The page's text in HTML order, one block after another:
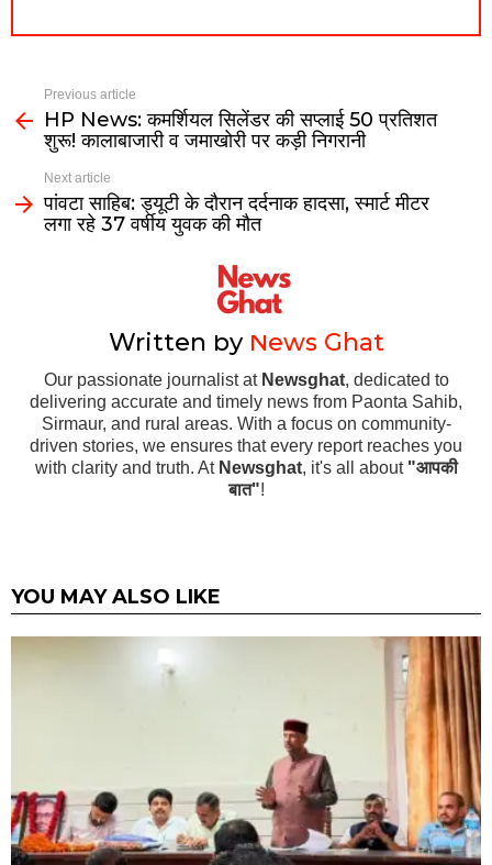
Previous article
HP News: कमर्शियल सिलेंडर की सप्लाई 50 प्रतिशत
शुरू! कालाबाजारी व जमाखोरी पर कड़ी निगरानी
Next article
पांवटा साहिब: ड्यूटी के दौरान दर्दनाक हादसा, स्मार्ट मीटर
लगा रहे 37 वर्षीय युवक की मौत
Written by News Ghat
Our passionate journalist at Newsghat, dedicated to
delivering accurate and timely news from Paonta Sahib,
Sirmaur, and rural areas. With a focus on community-
driven stories, we ensures that every report reaches you
with clarity and truth. At Newsghat, it's all about "आपकी
बात"!
YOU MAY ALSO LIKE